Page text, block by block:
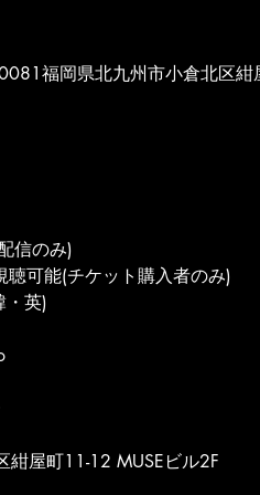
福岡県北九州市小倉北区
信のみ)
可能(チケット購入者のみ)
英)
屋町11-12 MUSEビル2F